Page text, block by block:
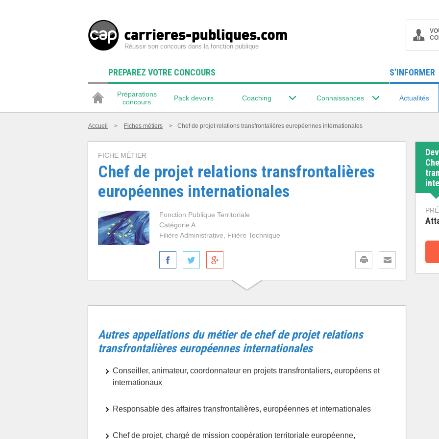
Réussir son concours dans la fonction publique
PREPAREZ VOTRE CONCOURS
Préparations
concours
Pack devoirs Coaching Connaissances
S’INFORMER
Actualités
Accueil > Fiches métiers > Chef de projet relations transfrontalières européennes internationales
FICHE MÉTIER
Chef de projet relations transfrontalières
européennes internationales
Fonction Publique Territoriale
Catégorie A
Filière Administrative, Filière Technique
Autres appellations du métier de chef de projet relations
transfrontalières européennes internationales
Conseiller, animateur, coordonnateur en projets transfrontaliers, européens et
internationaux
Responsable des affaires transfrontalières, européennes et internationales
Chef de projet, chargé de mission coopération territoriale européenne,